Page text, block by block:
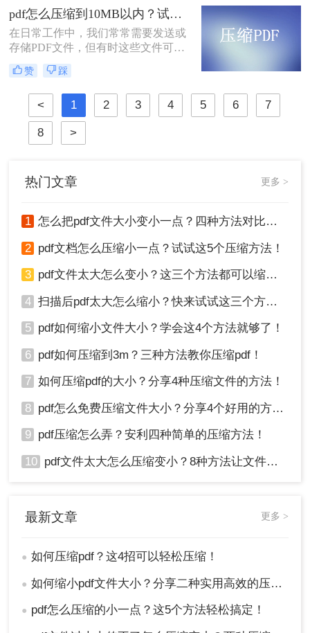
书，还是设计精美的产品手册——都
会给邮件发送、云端存储和即时传输
带来诸多不便。幸运的是，通过一系
列高效的方法，我们可以显著减小
PDF文件的体积，而无需牺牲过多的
可读性。那么pdf文件怎么压缩大小
呢？本文将深入探讨多种pdf压缩方
法，从在线工具到专业软件，从自动
优化到手动精调，助您轻松驾驭PDF
文件大小。
pdf怎么压缩到10MB以内？试试这4个压缩方法！
在日常工作中，我们常常需要发送或
存储PDF文件，但有时这些文件可能
会过大，导致传输不便或者占用过多
存储空间。为了应对这种情况，我们
需要掌握一些有效的PDF压缩技巧，
确保文件大小不超过10MB。那么pdf
怎么压缩到10MB以内呢？本文将介
绍几种常用的PDF压缩方法。
赞 踩
< 1 2 3 4 5 6 7
8 >
热门文章 更多 >
1 怎么把pdf文件大小变小一点？四种方法对比，一看就懂！
2 pdf文档怎么压缩小一点？试试这5个压缩方法！
3 pdf文件太大怎么变小？这三个方法都可以缩小！
4 扫描后pdf太大怎么缩小？快来试试这三个方法！
5 pdf如何缩小文件大小？学会这4个方法就够了！
6 pdf如何压缩到3m？三种方法教你压缩pdf！
7 如何压缩pdf的大小？分享4种压缩文件的方法！
8 pdf怎么免费压缩文件大小？分享4个好用的方法，简单又快捷！
9 pdf压缩怎么弄？安利四种简单的压缩方法！
10 pdf文件太大怎么压缩变小？8种方法让文件轻松"瘦身"！
最新文章 更多 >
● 如何压缩pdf？这4招可以轻松压缩！
● 如何缩小pdf文件大小？分享二种实用高效的压缩方法！
● pdf怎么压缩的小一点？这5个方法轻松搞定！